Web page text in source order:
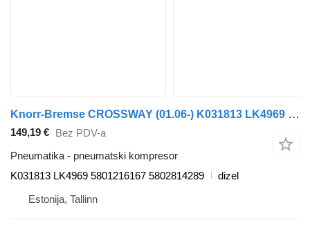
Knorr-Bremse CROSSWAY (01.06-) K031813 LK4969 pneumatski kompresor za Irisbus Arway, Crossway, Crealis, Magelys, Proway, Daily Tourys (2006-) autobusa
149,19 €
Bez PDV-a
Pneumatika - pneumatski kompresor
K031813 LK4969 5801216167 5802814289
dizel
Estonija, Tallinn